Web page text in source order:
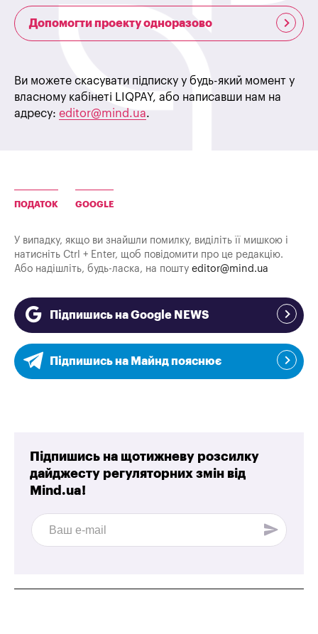
Допомогти проекту одноразово
Ви можете скасувати підписку у будь-який момент у
власному кабінеті LIQPAY, або написавши нам на
адресу: editor@mind.ua.
ПОДАТОК GOOGLE
У випадку, якщо ви знайшли помилку, виділіть її мишкою і
натисніть Ctrl + Enter, щоб повідомити про це редакцію.
Або надішліть, будь-ласка, на пошту editor@mind.ua
Підпишись на Google NEWS
Підпишись на Майнд пояснює
Підпишись на щотижневу розсилку
дайджесту регуляторних змін від
Mind.ua!